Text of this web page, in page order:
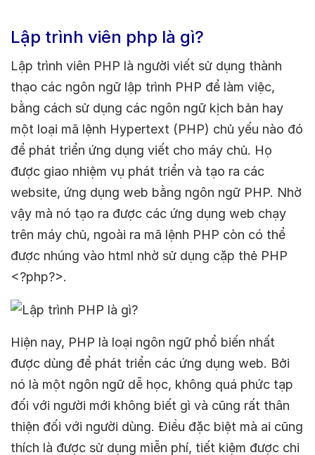
Lập trình viên php là gì?
Lập trình viên PHP là người viết sử dụng thành
thạo các ngôn ngữ lập trình PHP để làm việc,
bằng cách sử dụng các ngôn ngữ kịch bản hay
một loại mã lệnh Hypertext (PHP) chủ yếu nào đó
để phát triển ứng dụng viết cho máy chủ. Họ
được giao nhiệm vụ phát triển và tạo ra các
website, ứng dụng web bằng ngôn ngữ PHP. Nhờ
vậy mà nó tạo ra được các ứng dụng web chạy
trên máy chủ, ngoài ra mã lệnh PHP còn có thể
được nhúng vào html nhờ sử dụng cặp thẻ PHP
<?php?>.
Hiện nay, PHP là loại ngôn ngữ phổ biến nhất
được dùng để phát triển các ứng dụng web. Bởi
nó là một ngôn ngữ dễ học, không quá phức tạp
đối với người mới không biết gì và cũng rất thân
thiện đối với người dùng. Điều đặc biệt mà ai cũng
thích là được sử dụng miễn phí, tiết kiệm được chi